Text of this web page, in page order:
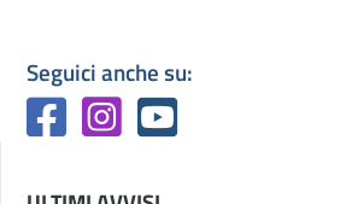
Seguici anche su: